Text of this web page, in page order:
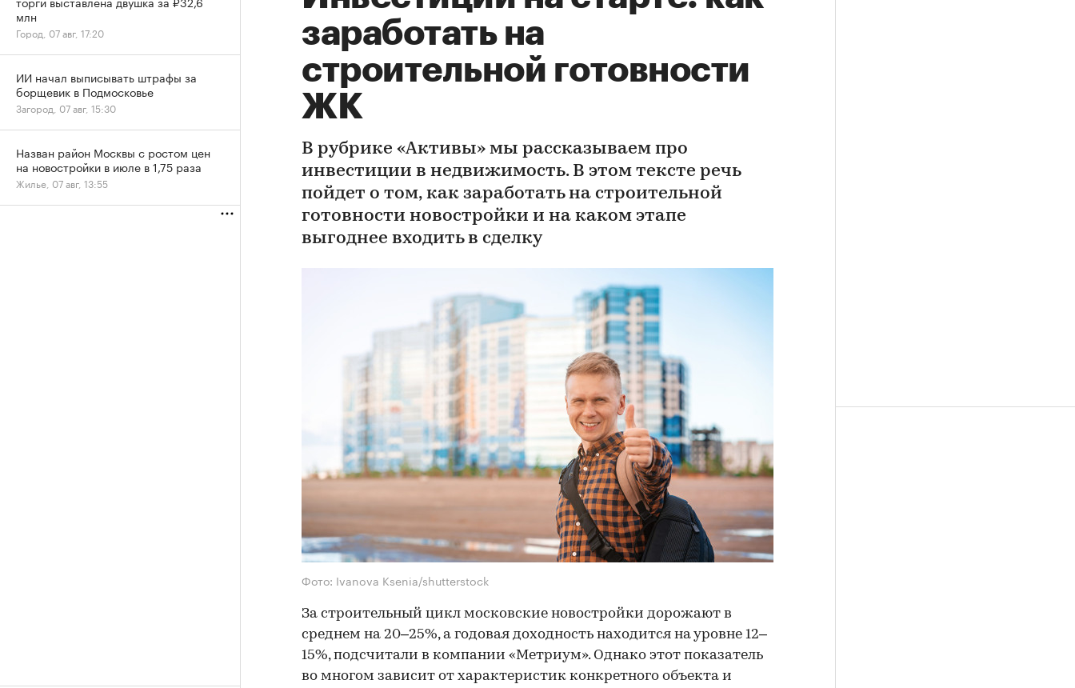
заработать на
строительной готовности
ЖК
В рубрике «Активы» мы рассказываем про
инвестиции в недвижимость. В этом тексте речь
пойдет о том, как заработать на строительной
готовности новостройки и на каком этапе
выгоднее входить в сделку
Фото: Ivanova Ksenia/shutterstock
За строительный цикл московские новостройки дорожают в
среднем на 20–25%, а годовая доходность находится на уровне 12–
15%, подсчитали в компании «Метриум». Однако этот показатель
во многом зависит от характеристик конкретного объекта и
млн
Город, 07 авг, 17:20
ИИ начал выписывать штрафы за
борщевик в Подмосковье
Загород, 07 авг, 15:30
Назван район Москвы с ростом цен
на новостройки в июле в 1,75 раза
Жилье, 07 авг, 13:55